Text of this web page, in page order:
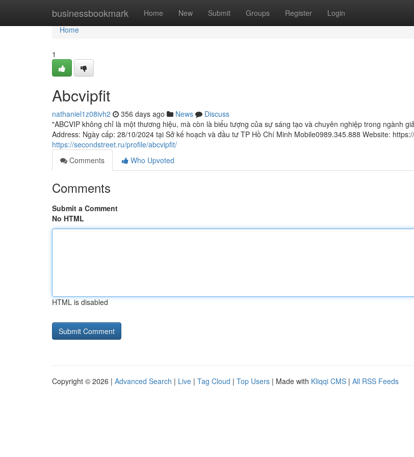
businessbookmark Home New Submit Groups Register Login
Home
Home
1
Abcvipfit
nathaniel1z08ivh2 356 days ago News
Discuss
"ABCVIP không chỉ là một thương hiệu, mà còn là biểu tượng của sự sáng tạo và chuyên nghiệp trong ngành
Address: Ngày cấp: 28/10/2024 tại Sở kế hoạch và đầu tư TP Hồ Chí Minh Mobile0989.345.888 Website:
https://secondstreet.ru/profile/abcvipfit/
Comments
Who Upvoted
Comments
Submit a Comment
No HTML
HTML is disabled
Copyright © 2026 | Advanced Search | Live | Tag Cloud | Top Users | Made with Kliqqi CMS | All RSS Feeds